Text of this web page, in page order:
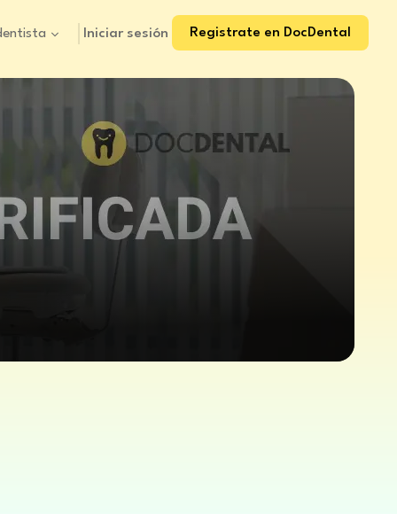
Iniciar sesión Registrate en DocDental